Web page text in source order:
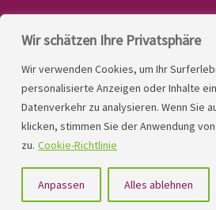
Wir schätzen Ihre Privatsphäre
Wir verwenden Cookies, um Ihr
personalisierte Anzeigen oder Inhalte
Datenverkehr zu analysieren. Wenn Sie
klicken, stimmen Sie der Anwendung
zu. Cookie-Richtlinie
Anpassen Alles ablehnen
LINDNER. 2026 |
Kontakt